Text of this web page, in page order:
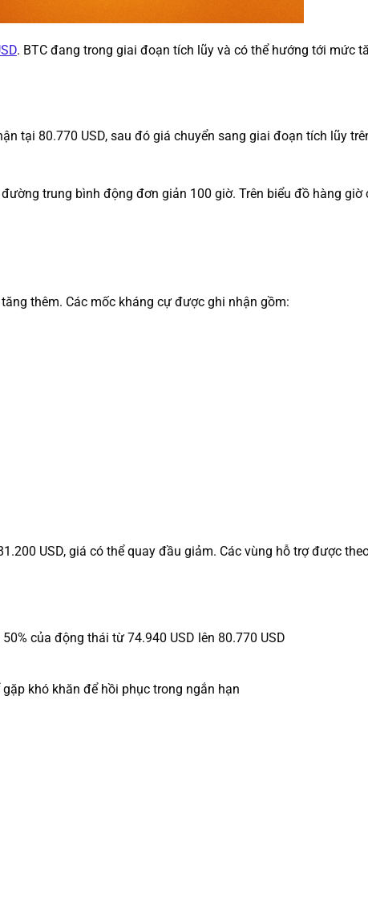
. BTC đang trong giai đoạn tích lũy và có thể hướng tới mức
tại 80.770 USD, sau đó giá chuyển sang giai đoạn tích lũy
trung bình động đơn giản 100 giờ. Trên biểu đồ hàng
thêm. Các mốc kháng cự được ghi nhận gồm:
USD, giá có thể quay đầu giảm. Các vùng hỗ trợ được
của động thái từ 74.940 USD lên 80.770 USD
khó khăn để hồi phục trong ngắn hạn